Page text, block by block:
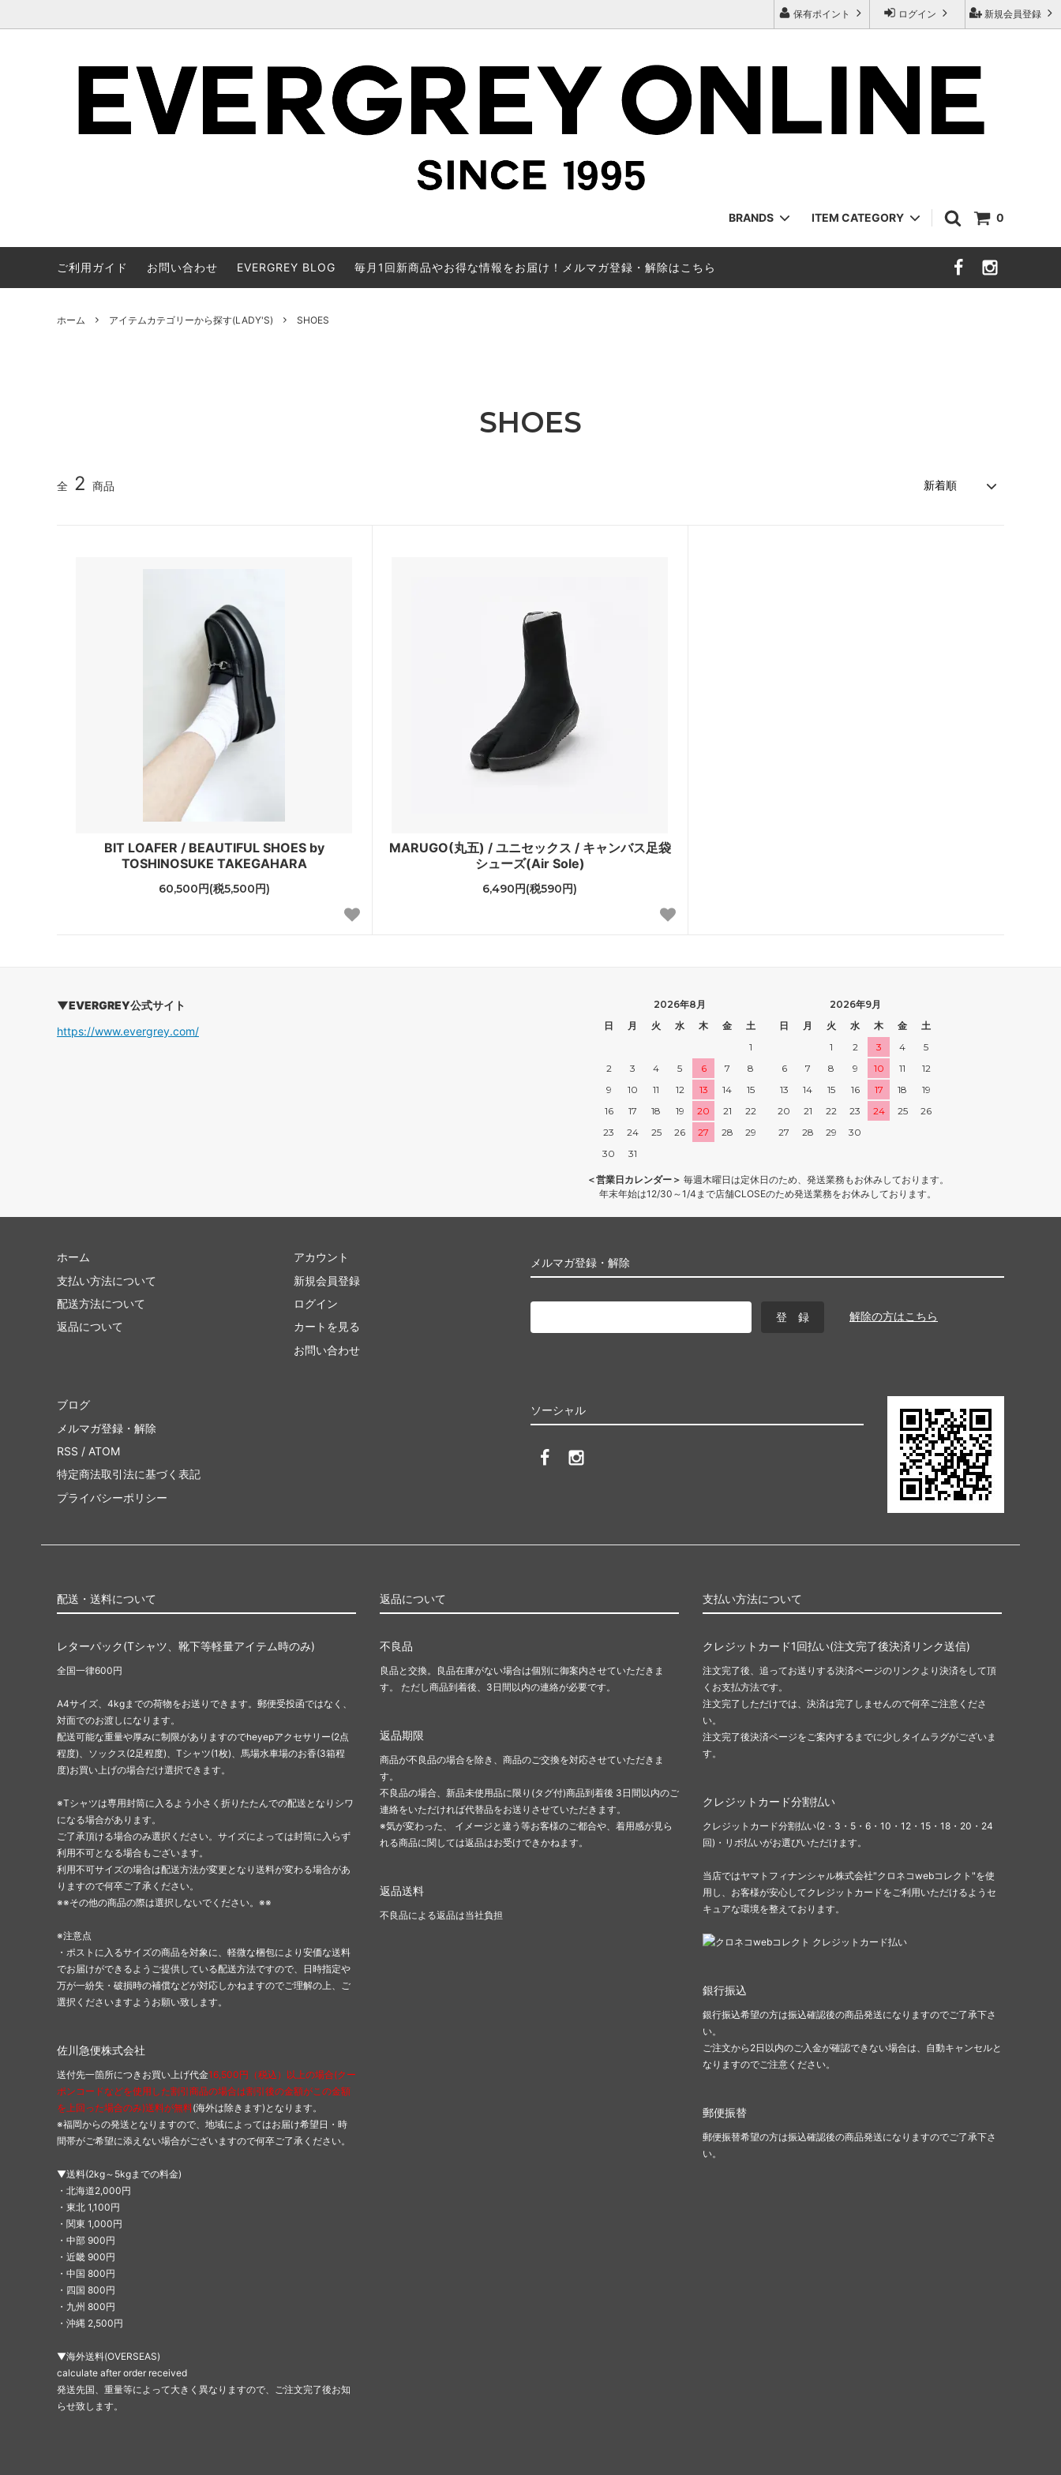
新規会員登録
ログイン
保有ポイント
0
BRANDS
ブランドで絞り込み表示(MEN'S) ブランドで絞り込み表示(LADY'S) MADE TO ORDER
ITEM CATEGORY
アイテムカテゴリーから探す(LADY'S) アイテムカテゴリーから探す(MEN'S)
ご利用ガイド お問い合わせ EVERGREY BLOG 毎月1回新商品やお得な情報をお届け！メルマガ登録・解除はこちら
ホーム アイテムカテゴリーから探す(LADY'S) SHOES
SHOES
全 2 商品
BIT LOAFER / BEAUTIFUL SHOES by
TOSHINOSUKE TAKEGAHARA
60,500円(税5,500円)
MARUGO(丸五) / ユニセックス / キャンバス足袋
シューズ(Air Sole)
6,490円(税590円)
▼EVERGREY公式サイト
https://www.evergrey.com/
2026年8月
日
月 火 水 木 金
土
1
2
3 4 5 6 7
8
9
10 11 12 13 14
15
16
17 18 19 20 21
22
23
24 25 26 27 28
29
30
31
2026年9月
日
月 火 水 木 金
土
1
2 3 4
5
6
7 8 9 10 11
12
13
14 15 16 17 18
19
20
21 22 23 24 25
26
27
28 29 30
＜営業日カレンダー＞ 毎週木曜日は定休日のため、発送業務もお休みしております。
年末年始は12/30～1/4まで店舗CLOSEのため発送業務をお休みしております。
メルマガ登録・解除
解除の方はこちら
ホーム
支払い方法について
配送方法について
返品について
アカウント
新規会員登録
ログイン
カートを見る
お問い合わせ
ソーシャル
ブログ
メルマガ登録・解除
RSS / ATOM
特定商法取引法に基づく表記
プライバシーポリシー
配送・送料について
レターパック(Tシャツ、靴下等軽量アイテム時のみ)
全国一律600円
A4サイズ、4kgまでの荷物をお送りできます。郵便受投函ではなく、
対面でのお渡しになります。
配送可能な重量や厚みに制限がありますのでheyepアクセサリー(2点
程度)、ソックス(2足程度)、Tシャツ(1枚)、馬場水車場のお香(3箱程
度)お買い上げの場合だけ選択できます。
※Tシャツは専用封筒に入るよう小さく折りたたんでの配送となりシワ
になる場合があります。
ご了承頂ける場合のみ選択ください。サイズによっては封筒に入らず
利用不可となる場合もございます。
利用不可サイズの場合は配送方法が変更となり送料が変わる場合があ
りますので何卒ご了承ください。
※※その他の商品の際は選択しないでください。※※
※注意点
・ポストに入るサイズの商品を対象に、軽微な梱包により安価な送料
でお届けができるようご提供している配送方法ですので、日時指定や
万が一紛失・破損時の補償などが対応しかねますのでご理解の上、ご
選択くださいますようお願い致します。
佐川急便株式会社
送付先一箇所につきお買い上げ代金16,500円（税込）以上の場合(クー
ポンコードなどを使用した割引商品の場合は割引後の金額がこの金額
を上回った場合のみ)送料が無料(海外は除きます)となります。
※福岡からの発送となりますので、地域によってはお届け希望日・時
間帯がご希望に添えない場合がございますので何卒ご了承ください。
▼送料(2kg～5kgまでの料金)
・北海道2,000円
・東北 1,100円
・関東 1,000円
・中部 900円
・近畿 900円
・中国 800円
・四国 800円
・九州 800円
・沖縄 2,500円
▼海外送料(OVERSEAS)
calculate after order received
発送先国、重量等によって大きく異なりますので、ご注文完了後お知
らせ致します。
返品について
不良品
良品と交換。良品在庫がない場合は個別に御案内させていただきま
す。 ただし商品到着後、3日間以内の連絡が必要です。
返品期限
商品が不良品の場合を除き、商品のご交換を対応させていただきま
す。
不良品の場合、新品未使用品に限り(タグ付)商品到着後 3日間以内のご
連絡をいただければ代替品をお送りさせていただきます。
※気が変わった、 イメージと違う等お客様のご都合や、着用感が見ら
れる商品に関しては返品はお受けできかねます。
返品送料
不良品による返品は当社負担
支払い方法について
クレジットカード1回払い(注文完了後決済リンク送信)
注文完了後、追ってお送りする決済ページのリンクより決済をして頂
くお支払方法です。
注文完了しただけでは、決済は完了しませんので何卒ご注意くださ
い。
注文完了後決済ページをご案内するまでに少しタイムラグがございま
す。
クレジットカード分割払い
クレジットカード分割払い(2・3・5・6・10・12・15・18・20・24
回)・リボ払いがお選びいただけます。
当店ではヤマトフィナンシャル株式会社"クロネコwebコレクト"を使
用し、お客様が安心してクレジットカードをご利用いただけるようセ
キュアな環境を整えております。
銀行振込
銀行振込希望の方は振込確認後の商品発送になりますのでご了承下さ
い。
ご注文から2日以内のご入金が確認できない場合は、自動キャンセルと
なりますのでご注意ください。
郵便振替
郵便振替希望の方は振込確認後の商品発送になりますのでご了承下さ
い。